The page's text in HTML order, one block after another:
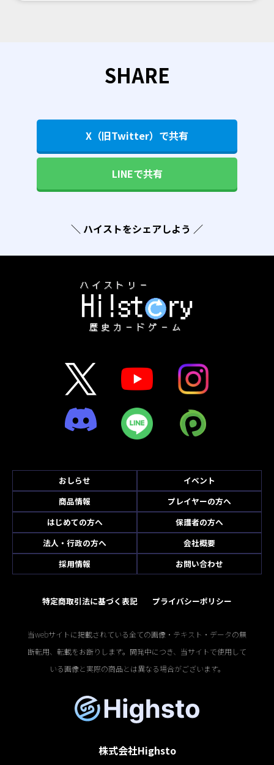
SHARE
X（旧Twitter）で共有
LINEで共有
＼ ハイストをシェアしよう ／
おしらせ
イベント
商品情報
プレイヤーの方へ
はじめての方へ
保護者の方へ
法人・行政の方へ
会社概要
採用情報
お問い合わせ
特定商取引法に基づく表記 プライバシーポリシー
当webサイトに掲載されている全ての画像・テキスト・データの無
断転用、転載をお断りします。開発中につき、当サイトで使用して
いる画像と実際の商品とは異なる場合がございます。
株式会社Highsto